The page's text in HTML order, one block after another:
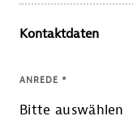
Kontaktdaten
ANREDE *